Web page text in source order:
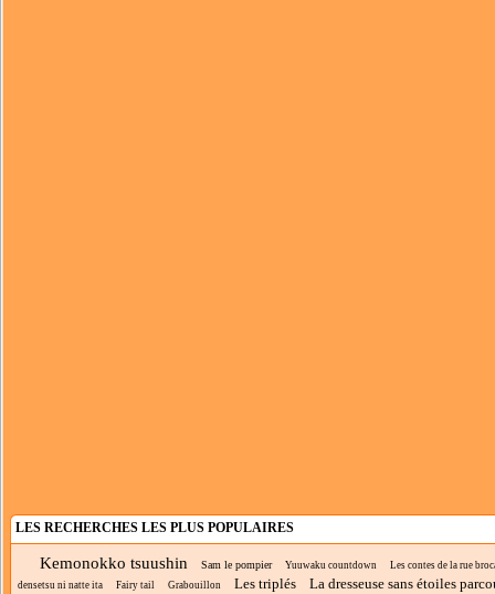
LES RECHERCHES LES PLUS POPULAIRES
Kemonokko tsuushin Sam le pompier Yuuwaku countdown
Les contes de la rue
densetsu ni natte ita
Fairy tail Grabouillon Les triplés La dresseuse sans étoiles